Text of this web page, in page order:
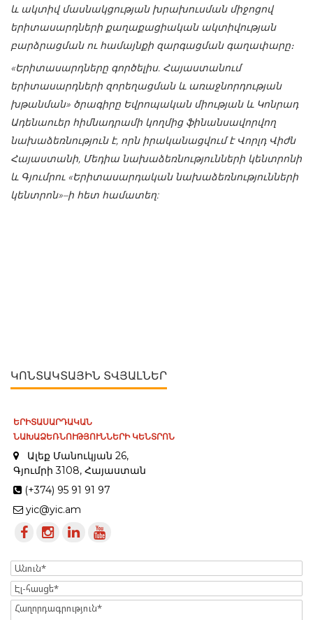
և ակտիվ մասնակցության խրախուսման միջոցով
երիտասարդների քաղաքացիական ակտիվության
բարձրացման ու համայնքի զարգացման գաղափարը։
«Երիտասարդները գործելիս. Հայաստանում
երիտասարդների զորեղացման և առաջնորդության
խթանման» ծրագիրը Եվրոպական միության և Կոնրադ
Ադենաուեր հիմնադրամի կողմից ֆինանսավորվող
նախաձեռնություն է, որն իրականացվում է Վորլդ Վիժն
Հայաստանի, Մեդիա նախաձեռնությունների կենտրոնի
և Գյումրու «Երիտասարդական նախաձեռնությունների
կենտրոն»–ի հետ համատեղ:
ԿՈՆՏԱԿՏԱՅԻՆ ՏՎՅԱԼՆԵՐ
ԵՐԻՏԱՍԱՐԴԱԿԱՆ
ՆԱԽԱՁԵՌՆՈՒԹՅՈՒՆՆԵՐԻ ԿԵՆՏՐՈՆ
Ալեք Մանուկյան 26,
Գյումրի 3108, Հայաստան
(+374) 95 91 91 97
yic@yic.am
Name
Էլ-
հասցե
Message